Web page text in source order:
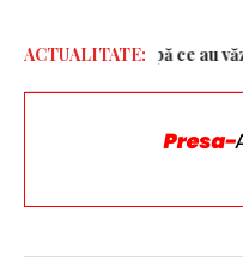
ACTUALITATE:
CFR Cluj după ce au văzut